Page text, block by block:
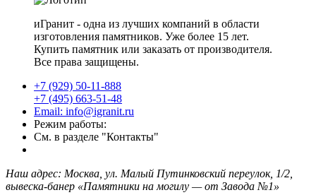
иГранит - одна из лучших компаний в области
изготовления памятников. Уже более 15 лет.
Купить памятник или заказать от производителя.
Все права защищены.
+7 (929) 50-11-888
+7 (495) 663-51-48
Email: info@igranit.ru
Режим работы:
См. в разделе "Контакты"
Наш адрес: Москва, ул. Малый Путинковский переулок, 1/2,
вывеска-банер «Памятники на могилу — от Завода №1»